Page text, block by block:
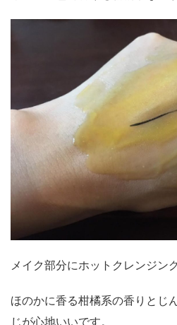
メイク部分にホットクレンジン
ほのかに香る柑橘系の香りとじ
じが心地いいです。